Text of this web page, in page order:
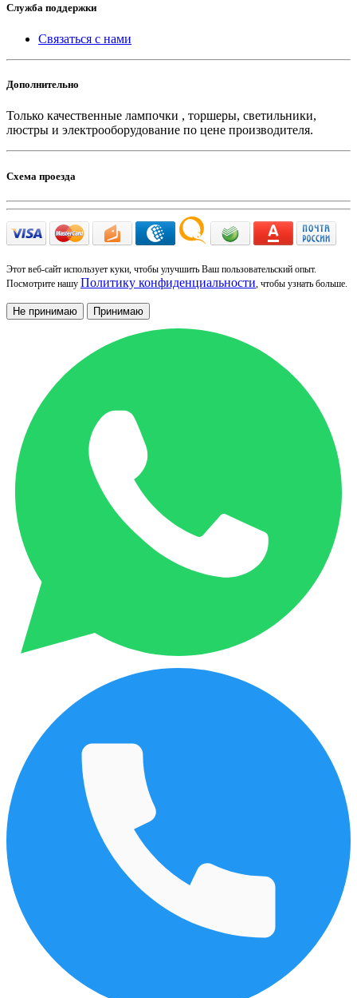
Служба поддержки
Связаться с нами
Дополнительно
Только качественные лампочки , торшеры, светильники,
люстры и электрооборудование по цене производителя.
Схема проезда
Этот веб-сайт использует куки, чтобы улучшить Ваш пользовательский опыт.
Посмотрите нашу Политику конфиденциальности, чтобы узнать больше.
Не принимаю Принимаю